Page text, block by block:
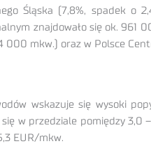
Śląska (7,8%, spadek o
znajdowało się ok. 961
000 mkw.) oraz w Polsce
wskazuje się wysoki
w przedziale pomiędzy 3,0
EUR/mkw.